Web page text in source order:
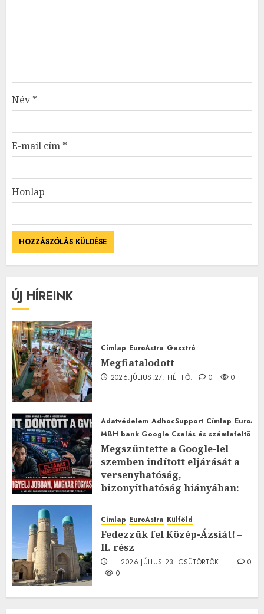
Név*
E-mail cím *
Honlap
ÚJ HÍREINK
Címlap EuroAstra Gasztró
Megfiatalodott
2026.JÚLIUS.27. HÉTFŐ. 0 0
Adatvédelem AdhocSupport Címlap
MBH bank Google Csalás és
Megszüntette a Google-lel
szemben indított eljárását a
versenyhatóság,
bizonyíthatóság hiányában:
2026.JÚLIUS.23. CSÜTÖRTÖK.
0
Címlap EuroAstra Külföld
Fedezzük fel Közép-Ázsiát! –
II. rész
2026.JÚLIUS.23. CSÜTÖRTÖK.
0
0